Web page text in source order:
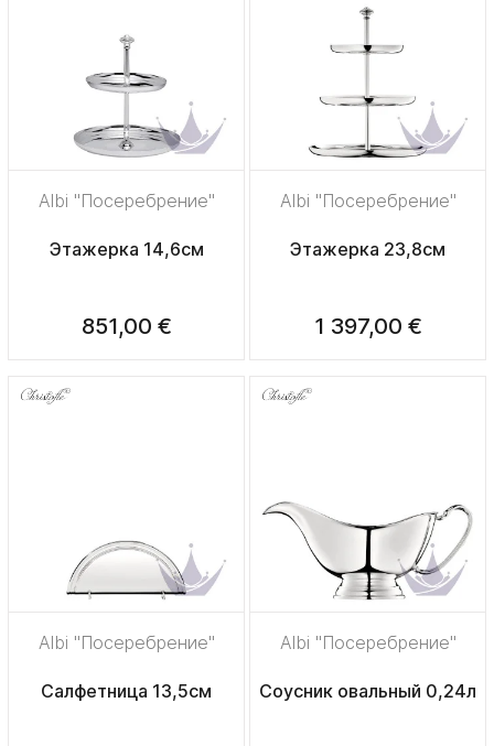
Albi "Посеребрение"
Этажерка 14,6см
851,00 €
Albi "Посеребрение"
Этажерка 23,8см
1 397,00 €
Albi "Посеребрение"
Салфетница 13,5см
Albi "Посеребрение"
Соусник овальный 0,24л